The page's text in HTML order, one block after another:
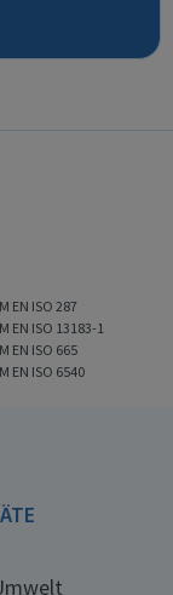
EN ISO 287
EN ISO 13183-1
EN ISO 665
EN ISO 6540